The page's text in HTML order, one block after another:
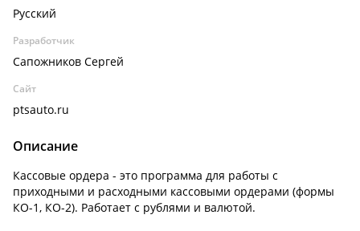
Русский
Разработчик
Сапожников Сергей
Сайт
ptsauto.ru
Описание
Кассовые ордера - это программа для работы с
приходными и расходными кассовыми ордерами (формы
КО-1, КО-2). Работает с рублями и валютой.